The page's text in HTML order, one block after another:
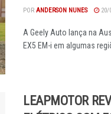
POR ANDERSON NUNES 20/
A Geely Auto lança na
EX5 EM-i em algumas
LEAPMOTOR